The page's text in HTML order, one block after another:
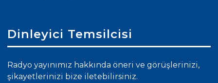
Dinleyici Temsilcisi
Radyo yayınımız hakkında öneri ve görüşlerinizi,
şikayetlerinizi bize iletebilirsiniz.